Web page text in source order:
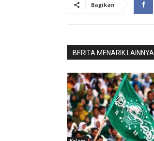
Bagikan
BERITA MENARIK LAINNYA